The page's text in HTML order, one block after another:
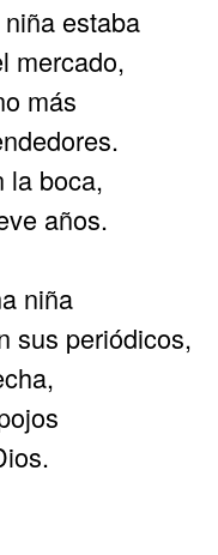
estaba
mercado,
más
la boca,
años.
niña
sus periódicos,